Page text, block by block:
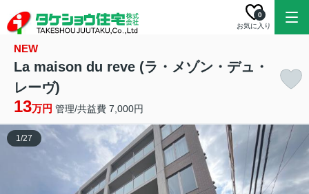
お気に入り
0
NEW
La maison du reve (ラ・メゾン・デュ・
レーヴ)
13万円 管理/共益費 7,000円
1/27